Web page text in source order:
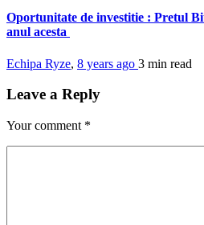
Oportunitate de investitie : Pretul
anul acesta
Echipa Ryze, 8 years ago 3 min read
Leave a Reply
Your comment *